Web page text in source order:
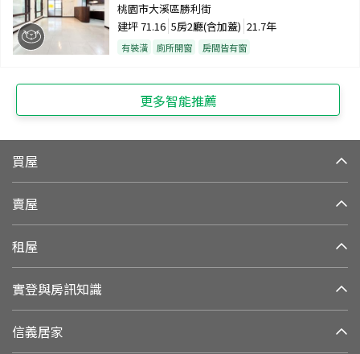
桃園市大溪區勝利街
建坪71.16 5房2廳(含加蓋) 21.7年
有裝潢 廁所開窗 房間皆有窗
更多智能推薦
買屋
賣屋
租屋
實登與房訊知識
信義居家